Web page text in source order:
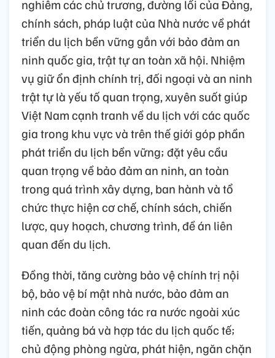
nghiêm các chủ trương, đường lối của Đảng,
chính sách, pháp luật của Nhà nước về phát
triển du lịch bền vững gắn với bảo đảm an
ninh quốc gia, trật tự an toàn xã hội. Nhiệm
vụ giữ ổn định chính trị, đối ngoại và an ninh
trật tự là yếu tố quan trọng, xuyên suốt giúp
Việt Nam cạnh tranh về du lịch với các quốc
gia trong khu vực và trên thế giới góp phần
phát triển du lịch bền vững; đặt yêu cầu
quan trọng về bảo đảm an ninh, an toàn
trong quá trình xây dựng, ban hành và tổ
chức thực hiện cơ chế, chính sách, chiến
lược, quy hoạch, chương trình, đề án liên
quan đến du lịch.
Đồng thời, tăng cường bảo vệ chính trị nội
bộ, bảo vệ bí mật nhà nước, bảo đảm an
ninh các đoàn công tác ra nước ngoài xúc
tiến, quảng bá và hợp tác du lịch quốc tế;
chủ động phòng ngừa, phát hiện, ngăn chặn